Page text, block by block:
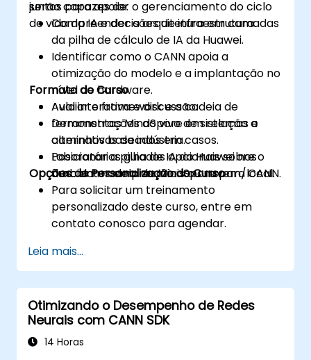
juntos para apoiar o gerenciamento do ciclo
de vida da IA e decisões de infraestrutura.
serão capazes de:
Compreender a arquitetura em camadas
da pilha de cálculo de IA da Huawei.
Identificar como o CANN apoia a
otimização do modelo e a implantação no
nível de hardware.
Avaliar o framework e a cadeia de
ferramentas MindSpore em relação a
alternativas da indústria.
Posicionar a pilha de IA da Huawei nos
ambientes empresariais ou nuvem/local.
Formato do Curso
Aula interativa e discussão.
Demonstrações ao vivo de sistemas e
caminhos baseados em casos.
Laboratórios guiados opcionais sobre o
fluxo do modelo de MindSpore para CANN.
Opções de Personalização do Curso
Para solicitar um treinamento
personalizado deste curso, entre em
contato conosco para agendar.
Leia mais...
Otimizando o Desempenho de Redes
Neurais com CANN SDK
14 Horas